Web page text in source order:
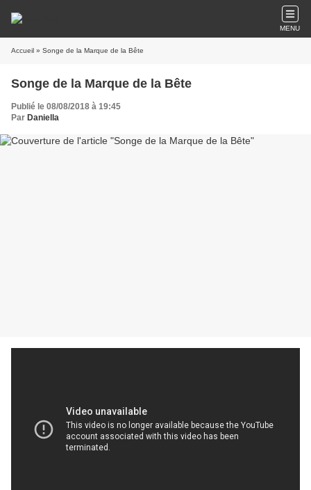
MENU
Accueil » Songe de la Marque de la Bête
Songe de la Marque de la Bête
Publié le 08/08/2018 à 19:45
Par Daniella